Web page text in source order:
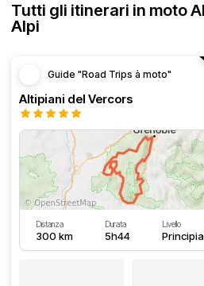
Tutti gli itinerari in moto
Alpi
Guide "Road Trips à moto"
Altipiani del Vercors
Distanza
300 km
Durata
5h44
Livello